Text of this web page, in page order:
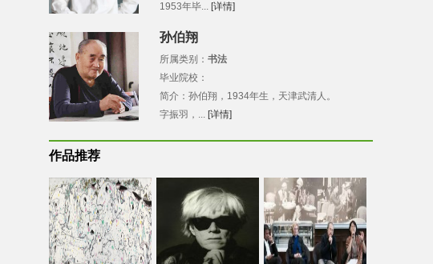
1953年毕... [详情]
孙伯翔
所属类别： 书法
毕业院校：
简介：孙伯翔，1934年生，天津武清人。
字振羽，... [详情]
作品推荐